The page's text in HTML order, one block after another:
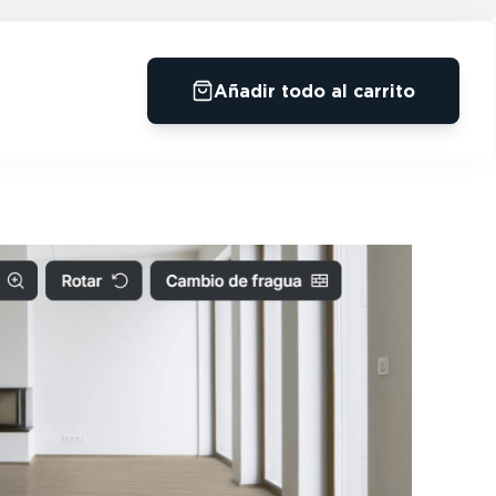
Añadir todo al carrito